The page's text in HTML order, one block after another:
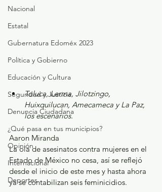
Nacional
Estatal
Gubernatura Edoméx 2023
Política y Gobierno
Educación y Cultura
Seguridad y Justicia
Denuncia Ciudadana
¿Qué pasa en tus municipios?
Opinión
Internacional
Deportes
Toluca, Lerma, Jilotzingo,
Huixquilucan, Amecameca y La Paz,
los escenarios.
Aaron Miranda
La ola de asesinatos contra mujeres en el
Estado de México no cesa, así se reflejó
desde el inicio de este mes y hasta ahora
ya se contabilizan seis feminicidios.